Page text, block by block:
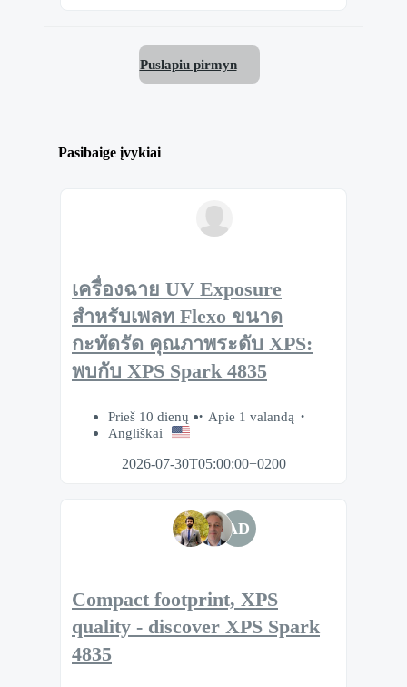
Puslapiu pirmyn
Pasibaige įvykiai
เครื่องฉาย UV Exposure
สำหรับเพลท Flexo ขนาด
กะทัดรัด คุณภาพระดับ XPS:
พบกับ XPS Spark 4835
Prieš 10 dienų
Apie 1 valandą
Angliškai
2026-07-30T05:00:00+0200
AD
Compact footprint, XPS
quality - discover XPS Spark
4835